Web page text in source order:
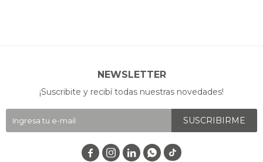
NEWSLETTER
¡Suscribite y recibí todas nuestras novedades!
SUSCRIBIRME
   